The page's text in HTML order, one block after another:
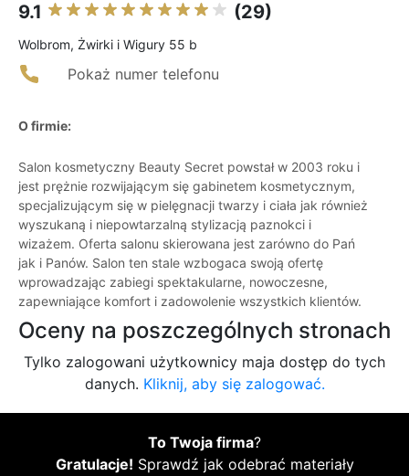
9.1 (29)
Wolbrom, Żwirki i Wigury 55 b
Pokaż numer telefonu
O firmie:
Salon kosmetyczny Beauty Secret powstał w 2003 roku i
jest prężnie rozwijającym się gabinetem kosmetycznym,
specjalizującym się w pielęgnacji twarzy i ciała jak również
wyszukaną i niepowtarzalną stylizacją paznokci i
wizażem. Oferta salonu skierowana jest zarówno do Pań
jak i Panów. Salon ten stale wzbogaca swoją ofertę
wprowadzając zabiegi spektakularne, nowoczesne,
zapewniające komfort i zadowolenie wszystkich klientów.
Oceny na poszczególnych stronach
Tylko zalogowani użytkownicy maja dostęp do tych
danych. Kliknij, aby się zalogować.
To Twoja firma?
Gratulacje! Sprawdź jak odebrać materiały